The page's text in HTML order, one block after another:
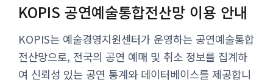
KOPIS 공연예술통합전산망 이용 안내
KOPIS는 예술경영지원센터가 운영하는 공연예술통합
전산망으로, 전국의 공연 예매 및 취소 정보를 집계하
여 신뢰성 있는 공연 통계와 데이터베이스를 제공합니